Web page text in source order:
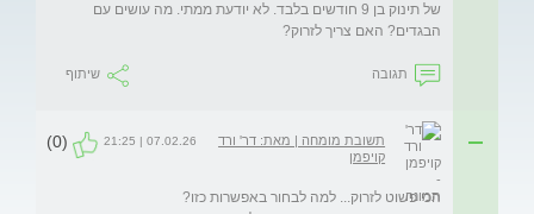
של תינוק בן 9 חודשים בלבד. לא יודעת ממתי. מה עושים עם
הבגדים? האם צריך לזרוק?
תגובה שיתוף
תשובת מומחה | מאת: דר' ורד
קויפמן
07.02.26 | 21:25
(0)